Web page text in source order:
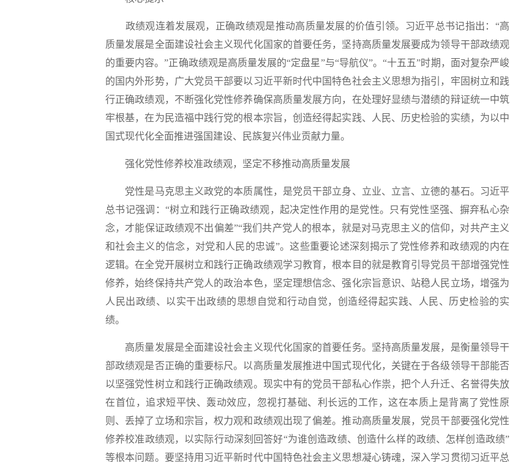
政绩观连着发展观，正确政绩观是推动高质量发展的价值引领。习近平总书记指出：“高
质量发展是全面建设社会主义现代化国家的首要任务，坚持高质量发展要成为领导干部政绩观
的重要内容。”正确政绩观是高质量发展的“定盘星”与“导航仪”。“十五五”时期，面对复杂严峻
的国内外形势，广大党员干部要以习近平新时代中国特色社会主义思想为指引，牢固树立和践
行正确政绩观，不断强化党性修养确保高质量发展方向，在处理好显绩与潜绩的辩证统一中筑
牢根基，在为民造福中践行党的根本宗旨，创造经得起实践、人民、历史检验的实绩，为以中
国式现代化全面推进强国建设、民族复兴伟业贡献力量。
强化党性修养校准政绩观，坚定不移推动高质量发展
党性是马克思主义政党的本质属性，是党员干部立身、立业、立言、立德的基石。习近平
总书记强调：“树立和践行正确政绩观，起决定性作用的是党性。只有党性坚强、摒弃私心杂
念，才能保证政绩观不出偏差”“我们共产党人的根本，就是对马克思主义的信仰，对共产主义
和社会主义的信念，对党和人民的忠诚”。这些重要论述深刻揭示了党性修养和政绩观的内在
逻辑。在全党开展树立和践行正确政绩观学习教育，根本目的就是教育引导党员干部增强党性
修养，始终保持共产党人的政治本色，坚定理想信念、强化宗旨意识、站稳人民立场，增强为
人民出政绩、以实干出政绩的思想自觉和行动自觉，创造经得起实践、人民、历史检验的实
绩。
高质量发展是全面建设社会主义现代化国家的首要任务。坚持高质量发展，是衡量领导干
部政绩观是否正确的重要标尺。以高质量发展推进中国式现代化，关键在于各级领导干部能否
以坚强党性树立和践行正确政绩观。现实中有的党员干部私心作祟，把个人升迁、名誉得失放
在首位，追求短平快、轰动效应，忽视打基础、利长远的工作，这在本质上是背离了党性原
则、丢掉了立场和宗旨，权力观和政绩观出现了偏差。推动高质量发展，党员干部要强化党性
修养校准政绩观，以实际行动深刻回答好“为谁创造政绩、创造什么样的政绩、怎样创造政绩”
等根本问题。要坚持用习近平新时代中国特色社会主义思想凝心铸魂，深入学习贯彻习近平总